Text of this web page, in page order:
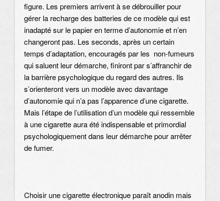
figure. Les premiers arrivent à se débrouiller pour
gérer la recharge des batteries de ce modèle qui est
inadapté sur le papier en terme d’autonomie et n’en
changeront pas. Les seconds, après un certain
temps d’adaptation, encouragés par les non-fumeurs
qui saluent leur démarche, finiront par s’affranchir de
la barrière psychologique du regard des autres. Ils
s’orienteront vers un modèle avec davantage
d’autonomie qui n’a pas l’apparence d’une cigarette.
Mais l’étape de l’utilisation d’un modèle qui ressemble
à une cigarette aura été indispensable et primordial
psychologiquement dans leur démarche pour arrêter
de fumer.
Choisir une cigarette électronique paraît anodin mais